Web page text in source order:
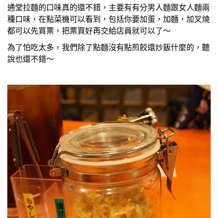
通堂拉麵的口味真的還不錯，主要有有分男人麵跟女人麵兩
種口味，在點菜機可以看到，包括你要加蛋，加麵，加叉燒
都可以先買票，把票買好再交給店員就可以了～
為了怕吃太多，我們除了點麵沒有點煎餃還炒飯什麼的，聽
說也還不錯～